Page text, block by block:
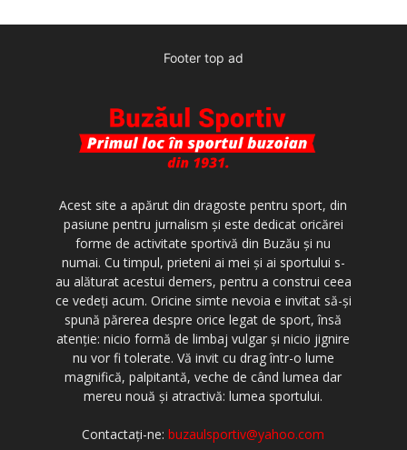
Footer top ad
Acest site a apărut din dragoste pentru sport, din
pasiune pentru jurnalism şi este dedicat oricărei
forme de activitate sportivă din Buzău şi nu
numai. Cu timpul, prieteni ai mei şi ai sportului s-
au alăturat acestui demers, pentru a construi ceea
ce vedeţi acum. Oricine simte nevoia e invitat să-şi
spună părerea despre orice legat de sport, însă
atenţie: nicio formă de limbaj vulgar şi nicio jignire
nu vor fi tolerate. Vă invit cu drag într-o lume
magnifică, palpitantă, veche de când lumea dar
mereu nouă şi atractivă: lumea sportului.
Contactați-ne:buzaulsportiv@yahoo.com